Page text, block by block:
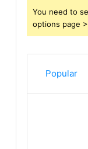
You need to
options page
Popular